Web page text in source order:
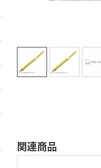
関連商品